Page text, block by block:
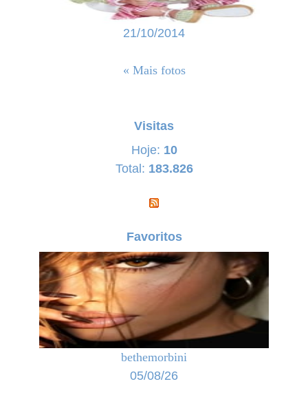
21/10/2014
« Mais fotos
Visitas
Hoje: 10
Total: 183.826
Favoritos
bethemorbini
05/08/26